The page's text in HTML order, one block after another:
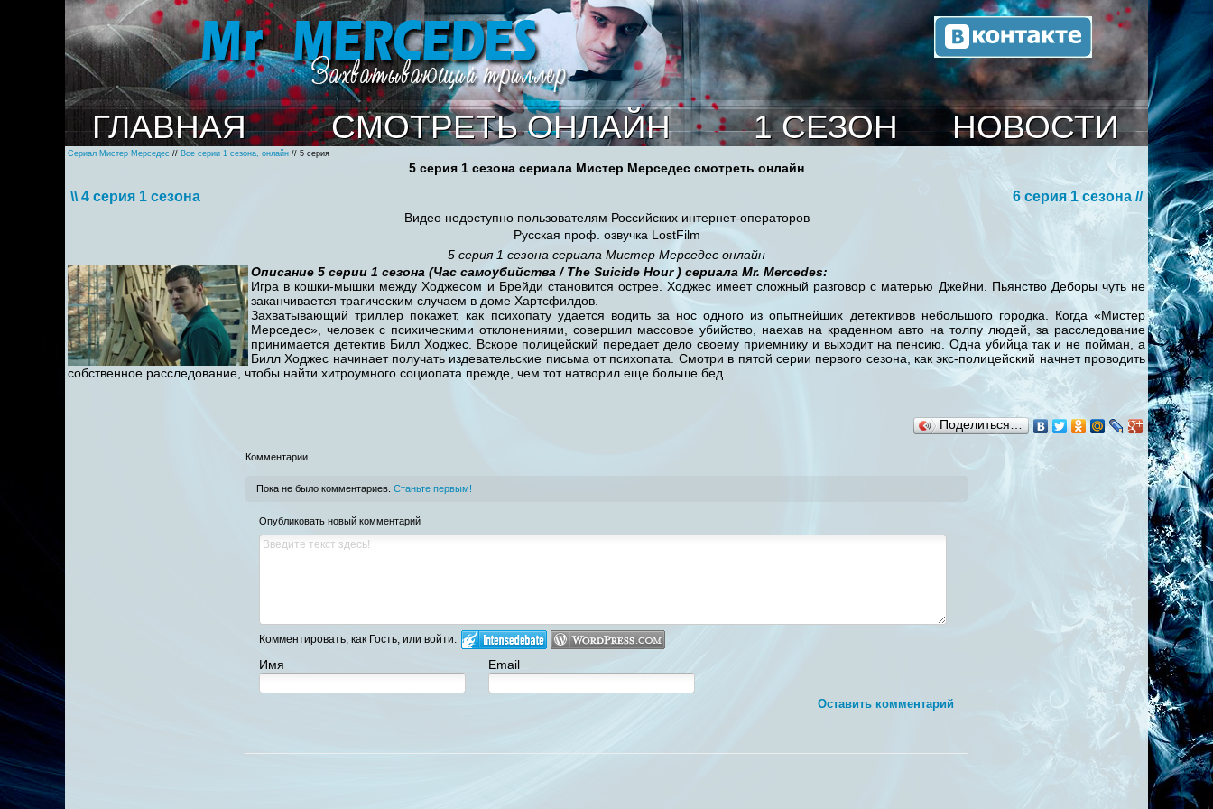
ГЛАВНАЯ СМОТРЕТЬ ОНЛАЙН 1 СЕЗОН НОВОСТИ
Сериал Мистер Мерседес // Все серии 1 сезона, онлайн // 5 серия
5 серия 1 сезона сериала Мистер Мерседес смотреть онлайн
\\ 4 серия 1 сезона 6 серия 1 сезона //
Видео недоступно пользователям Российских интернет-операторов
Русская проф. озвучка LostFilm
5 серия 1 сезона сериала Мистер Мерседес онлайн
Описание 5 серии 1 сезона (Час самоубийства / The Suicide Hour ) сериала Mr. Mercedes:
Игра в кошки-мышки между Ходжесом и Брейди становится острее. Ходжес имеет сложный разговор с матерью Джейни. Пьянство Деборы чуть не
заканчивается трагическим случаем в доме Хартсфилдов.
Захватывающий триллер покажет, как психопату удается водить за нос одного из опытнейших детективов небольшого городка. Когда «Мистер
Мерседес», человек с психическими отклонениями, совершил массовое убийство, наехав на краденном авто на толпу людей, за расследование
принимается детектив Билл Ходжес. Вскоре полицейский передает дело своему приемнику и выходит на пенсию. Одна убийца так и не пойман, а
Билл Ходжес начинает получать издевательские письма от психопата. Смотри в пятой серии первого сезона, как экс-полицейский начнет проводить
собственное расследование, чтобы найти хитроумного социопата прежде, чем тот натворил еще больше бед.
Поделиться…
Комментарии
Пока не было комментариев. Станьте первым!
Опубликовать новый комментарий
Комментировать, как Гость, или войти:
Имя Email
Оставить комментарий